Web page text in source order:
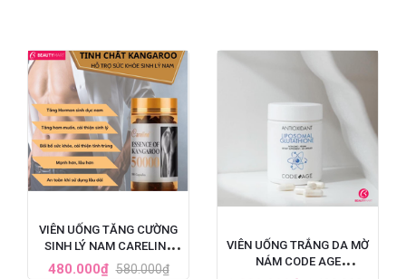
VIÊN UỐNG TĂNG CƯỜNG
SINH LÝ NAM CARELINE
ESSENCE OF KANGAROO
480.000₫ 580.000₫
VIÊN UỐNG TRẮNG DA MỜ
NÁM CODE AGE